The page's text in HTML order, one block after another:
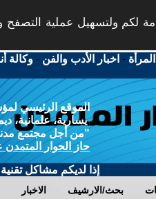
لكم ولتسهيل عملية التصفح
- اخبار الأدب والفن -وكالة
الموقع الرئيسي
يسارية، علمانية،
"من أجل مجتمع
حاز الحوار المتمدن
إذا لديكم مشاكل
الاخبار بحث/الارشيف